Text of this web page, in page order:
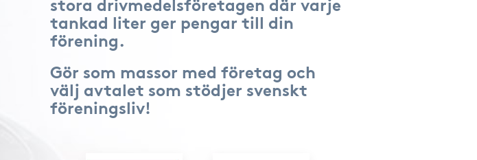
tankad liter ger pengar till din
förening.
Gör som massor med företag och
välj avtalet som stödjer svenskt
föreningsliv!